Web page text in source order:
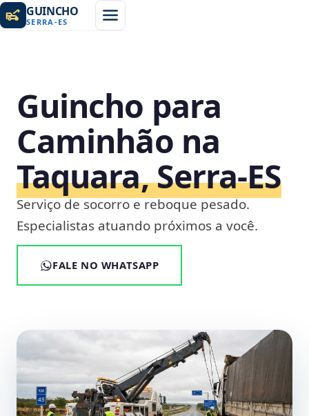
GUINCHO
SERRA -ES
Guincho para
Caminhão na
Taquara, Serra‑ES
Serviço de socorro e reboque pesado.
Especialistas atuando próximos a você.
FALE NO WHATSAPP